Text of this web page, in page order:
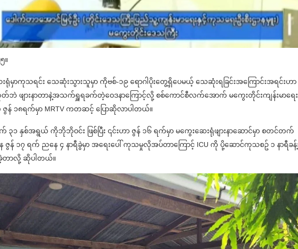
။
ရုံမှာကုသရင်း သေဆုံးသွားသူမှာ ကိုဗစ်-၁၉ ရောဂါပိုးတွေ့ရှိပေမယ့် သေဆုံးရခြင်းအကြောင်းအရင်းဟ
ဟုတ်ဘဲ ဖျားနာတာနဲ့အသက်ရှူရခက်တဲ့ဝေဒနာကြောင့်လို့ စစ်ကောင်စီလက်အောက် မကွေးတိုင်းကျန်းမာရေ
ဇွန် ၁၈ရက်မှာ MRTV ကတဆင့် ပြောဆိုလာပါတယ်။
နှစ်အရွယ် ကိုဘိုဘိုဝင်း ဖြစ်ပြီး ၎င်းဟာ ဇွန် ၁၆ ရက်မှာ မကွေးဆေးရုံဖျားနာဆောင်မှာ စတင်တက်
၁၇ ရက် ညနေ ၄ နာရီခွဲမှာ အရေးပေါ် ကုသမှုလိုအပ်တာကြောင့် ICU ကို ပို့ဆောင်ကုသစဥ် ၁ နာရီခ
ခဲ့တာလို့ ဆိုပါတယ်။